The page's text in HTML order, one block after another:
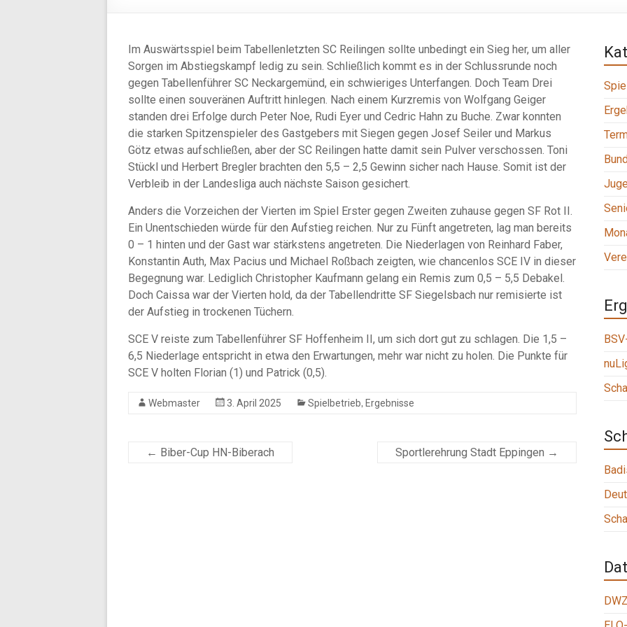
Im Auswärtsspiel beim Tabellenletzten SC Reilingen sollte unbedingt ein Sieg her, um aller
Sorgen im Abstiegskampf ledig zu sein. Schließlich kommt es in der Schlussrunde noch
gegen Tabellenführer SC Neckargemünd, ein schwieriges Unterfangen. Doch Team Drei
sollte einen souveränen Auftritt hinlegen. Nach einem Kurzremis von Wolfgang Geiger
standen drei Erfolge durch Peter Noe, Rudi Eyer und Cedric Hahn zu Buche. Zwar konnten
die starken Spitzenspieler des Gastgebers mit Siegen gegen Josef Seiler und Markus
Götz etwas aufschließen, aber der SC Reilingen hatte damit sein Pulver verschossen. Toni
Stückl und Herbert Bregler brachten den 5,5 – 2,5 Gewinn sicher nach Hause. Somit ist der
Verbleib in der Landesliga auch nächste Saison gesichert.
Anders die Vorzeichen der Vierten im Spiel Erster gegen Zweiten zuhause gegen SF Rot II.
Ein Unentschieden würde für den Aufstieg reichen. Nur zu Fünft angetreten, lag man bereits
0 – 1 hinten und der Gast war stärkstens angetreten. Die Niederlagen von Reinhard Faber,
Konstantin Auth, Max Pacius und Michael Roßbach zeigten, wie chancenlos SCE IV in dieser
Begegnung war. Lediglich Christopher Kaufmann gelang ein Remis zum 0,5 – 5,5 Debakel.
Doch Caissa war der Vierten hold, da der Tabellendritte SF Siegelsbach nur remisierte ist
der Aufstieg in trockenen Tüchern.
SCE V reiste zum Tabellenführer SF Hoffenheim II, um sich dort gut zu schlagen. Die 1,5 –
6,5 Niederlage entspricht in etwa den Erwartungen, mehr war nicht zu holen. Die Punkte für
SCE V holten Florian (1) und Patrick (0,5).
Webmaster 3. April 2025 Spielbetrieb, Ergebnisse
← Biber-Cup HN-Biberach Sportlerehrung Stadt Eppingen →